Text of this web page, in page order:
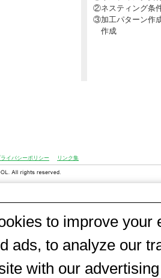
②ネスティング条
③加工パターン作
作成
イバシーポリシー リンク集
to improve your
ads, to analyze our
with our